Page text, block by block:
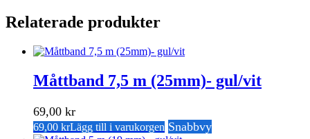
Relaterade produkter
Måttband 7,5 m (25mm)- gul/vit
69,00 kr
69,00 krLägg till i varukorgen Snabbvy